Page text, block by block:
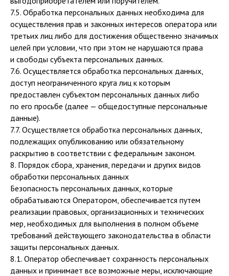
7.5. Обработка персональных данных необходима для
осуществления прав и законных интересов оператора или
третьих лиц либо для достижения общественно значимых
целей при условии, что при этом не нарушаются права
и свободы субъекта персональных данных.
7.6. Осуществляется обработка персональных данных,
доступ неограниченного круга лиц к которым
предоставлен субъектом персональных данных либо
по его просьбе (далее — общедоступные персональные
данные).
7.7. Осуществляется обработка персональных данных,
подлежащих опубликованию или обязательному
раскрытию в соответствии с федеральным законом.
8. Порядок сбора, хранения, передачи и других видов
обработки персональных данных
Безопасность персональных данных, которые
обрабатываются Оператором, обеспечивается путем
реализации правовых, организационных и технических
мер, необходимых для выполнения в полном объеме
требований действующего законодательства в области
защиты персональных данных.
8.1. Оператор обеспечивает сохранность персональных
данных и принимает все возможные меры, исключающие